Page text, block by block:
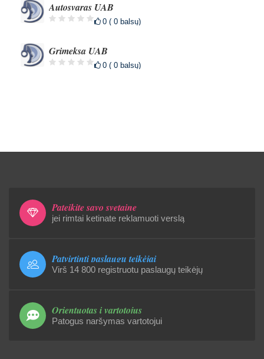
Autosvaras UAB
0 ( 0 balsų)
Grimeksa UAB
0 ( 0 balsų)
Pateikite savo svetainę
jei rimtai ketinate reklamuoti verslą
Patvirtinti paslaugų teikėjai
Virš 14 800 registruotu paslaugų teikėjų
Orientuotas į vartotojus
Patogus naršymas vartotojui